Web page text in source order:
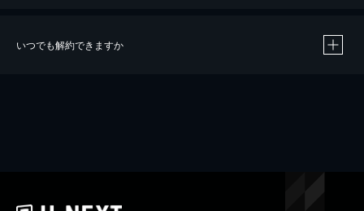
いつでも解約できますか